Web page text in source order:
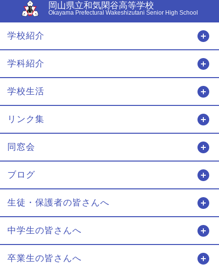
岡山県立和気閑谷高等学校
Okayama Prefectural Wakeshizutani Senior High School
学校紹介
学科紹介
学校生活
リンク集
同窓会
ブログ
生徒・保護者の皆さんへ
中学生の皆さんへ
卒業生の皆さんへ